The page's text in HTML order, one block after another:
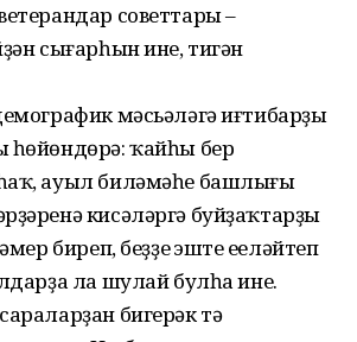
советтары –
сығарһын ине, тигән
мәсьәләгә иғтибарҙың
һөйөндөрә: ҡайһы бер
ауыл биләмәһе башлығы
кисәләргә буйҙаҡтарҙы
биреп, беҙҙең эште еңеләйтеп
ла шулай булһа ине.
бигерәк тә